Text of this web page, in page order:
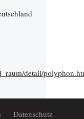
detail/
Datenschutz